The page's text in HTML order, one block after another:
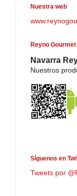
Nuestra web
Reyno
Navarra
Nuestros
Síguenos en
Tweets por